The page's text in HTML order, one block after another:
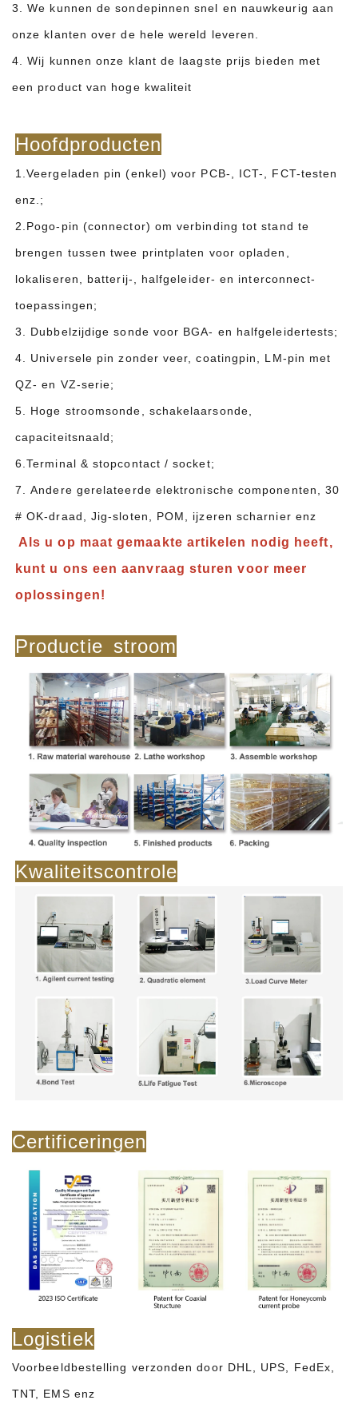
3. We kunnen de sondepinnen snel en nauwkeurig aan
onze klanten over de hele wereld leveren.
4. Wij kunnen onze klant de laagste prijs bieden met
een product van hoge kwaliteit
Hoofdproducten
1.Veergeladen pin (enkel) voor PCB-, ICT-, FCT-testen
enz.;
2.Pogo-pin (connector) om verbinding tot stand te
brengen tussen twee printplaten voor opladen,
lokaliseren, batterij-, halfgeleider- en interconnect-
toepassingen;
3. Dubbelzijdige sonde voor BGA- en halfgeleidertests;
4. Universele pin zonder veer, coatingpin, LM-pin met
QZ- en VZ-serie;
5. Hoge stroomsonde, schakelaarsonde,
capaciteitsnaald;
6.Terminal & stopcontact / socket;
7. Andere gerelateerde elektronische componenten, 30
# OK-draad, Jig-sloten, POM, ijzeren scharnier enz
Als u op maat gemaakte artikelen nodig heeft,
kunt u ons een aanvraag sturen voor meer
oplossingen!
Productie stroom
Kwaliteitscontrole
Certificeringen
Logistiek
Voorbeeldbestelling verzonden door DHL, UPS, FedEx,
TNT, EMS enz